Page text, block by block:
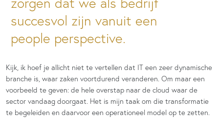
succesvol zijn vanuit een
people perspective.
Kijk, ik hoef je allicht niet te vertellen dat IT een zeer dynamische
branche is, waar zaken voortdurend veranderen. Om maar een
voorbeeld te geven: de hele overstap naar de cloud waar de
sector vandaag doorgaat. Het is mijn taak om die transformatie
te begeleiden en daarvoor een operationeel model op te zetten.